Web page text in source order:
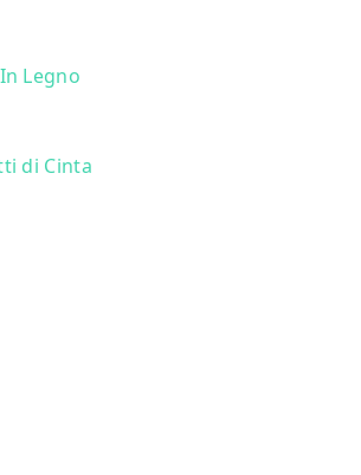
Legno
di Cinta